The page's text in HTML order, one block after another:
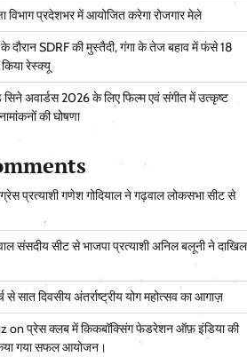
विभाग प्रदेशभर में आयोजित करेगा रोजगार मेले
दौरान SDRF की मुस्तैदी, गंगा के तेज बहाव में फंसे 18
रेस्क्यू
सिने अवार्डस 2026 के लिए फिल्म एवं संगीत में उत्कृष्ट
की घोषणा
प्रत्याशी गणेश गोदियाल ने गढ़वाल लोकसभा सीट से
संसदीय सीट से भाजपा प्रत्याशी अनिल बलूनी ने दाखिल
से सात दिवसीय अंतर्राष्ट्रीय योग महोत्सव का आगाज़
onप्रेस क्लब में किकबॉक्सिंग फेडरेशन ऑफ़ इंडिया की
गया सफल आयोजन।